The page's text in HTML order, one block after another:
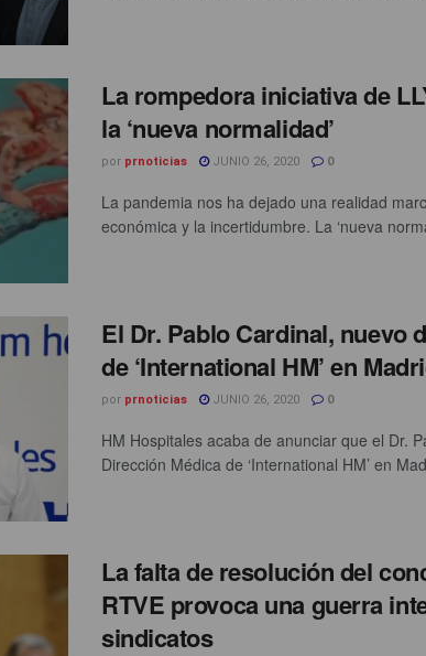
La rompedora iniciativa de
la ‘nueva normalidad’
por prnoticias JUNIO 26, 2020 0
La pandemia nos ha dejado una realidad
económica y la incertidumbre. La ‘nueva
El Dr. Pablo Cardinal, nuevo
de ‘International HM’ en
por prnoticias JUNIO 26, 2020 0
HM Hospitales acaba de anunciar que el Dr.
Dirección Médica de ‘International HM’ en
La falta de resolución del
RTVE provoca una guerra
sindicatos